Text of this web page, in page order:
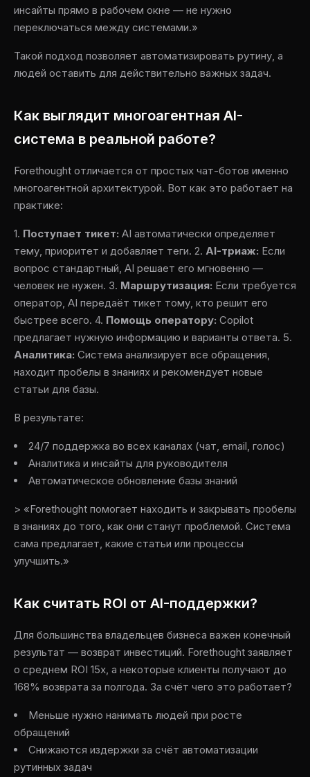
инсайты прямо в рабочем окне — не нужно
переключаться между системами.»
Такой подход позволяет автоматизировать рутину, а
людей оставить для действительно важных задач.
Как выглядит многоагентная AI-
система в реальной работе?
Forethought отличается от простых чат-ботов именно
многоагентной архитектурой. Вот как это работает на
практике:
1. Поступает тикет: AI автоматически определяет
тему, приоритет и добавляет теги. 2. AI-триаж: Если
вопрос стандартный, AI решает его мгновенно —
человек не нужен. 3. Маршрутизация: Если требуется
оператор, AI передаёт тикет тому, кто решит его
быстрее всего. 4. Помощь оператору: Copilot
предлагает нужную информацию и варианты ответа. 5.
Аналитика: Система анализирует все обращения,
находит пробелы в знаниях и рекомендует новые
статьи для базы.
В результате:
24/7 поддержка во всех каналах (чат, email, голос)
Аналитика и инсайты для руководителя
Автоматическое обновление базы знаний
> «Forethought помогает находить и закрывать пробелы
в знаниях до того, как они станут проблемой. Система
сама предлагает, какие статьи или процессы
улучшить.»
Как считать ROI от AI-поддержки?
Для большинства владельцев бизнеса важен конечный
результат — возврат инвестиций. Forethought заявляет
о среднем ROI 15х, а некоторые клиенты получают до
168% возврата за полгода. За счёт чего это работает?
Меньше нужно нанимать людей при росте
обращений
Снижаются издержки за счёт автоматизации
рутинных задач